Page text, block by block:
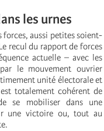
les urnes
forces, aussi petites soient-
recul du rapport de forces
actuelle – avec les
le mouvement ouvrier
unité électorale et
totalement cohérent de
se mobiliser dans une
une victoire ou, tout au